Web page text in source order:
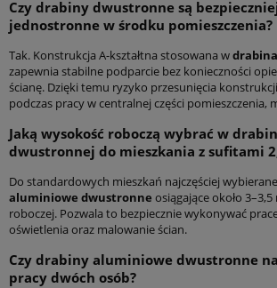
Czy drabiny dwustronne są
jednostronne w środku pomieszczenia?
Tak. Konstrukcja A-kształtna stosowana w
zapewnia stabilne podparcie bez konieczności
ścianę. Dzięki temu ryzyko przesunięcia
podczas pracy w centralnej części pomieszczenia,
Jaką wysokość roboczą wybrać w
dwustronnej do mieszkania z sufitami
Do standardowych mieszkań najczęściej
aluminiowe dwustronne osiągające około
roboczej. Pozwala to bezpiecznie wykonywać
oświetlenia oraz malowanie ścian.
Czy drabiny aluminiowe dwustronne
pracy dwóch osób?